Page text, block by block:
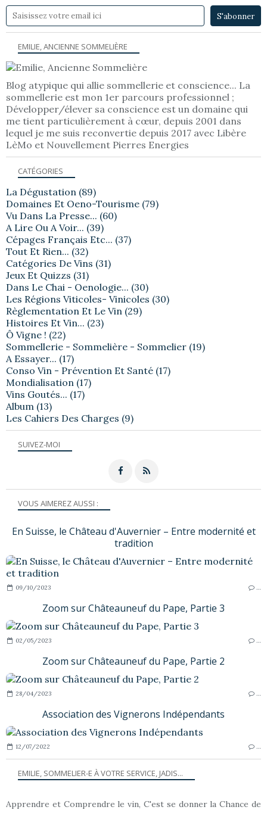
SUIVEZ-MOI
EMILIE, ANCIENNE SOMMELIÈRE
Blog atypique qui allie sommellerie et conscience... La
sommellerie est mon 1er parcours professionnel ;
Développer/élever sa conscience est un domaine qui
me tient particulièrement à cœur, depuis 2001 dans
lequel je me suis reconvertie depuis 2017 avec Libère
LèMo et Nouvellement Pierres Energies
VOUS AIMEREZ AUSSI :
En Suisse, le Château d'Auvernier – Entre modernité et
tradition
09/10/2023 …
Zoom sur Châteauneuf du Pape, Partie 3
02/05/2023 …
Zoom sur Châteauneuf du Pape, Partie 2
28/04/2023 …
Association des Vignerons Indépendants
12/07/2022 …
CATÉGORIES
La Dégustation (89)
Domaines Et Oeno-Tourisme (79)
Vu Dans La Presse... (60)
A Lire Ou A Voir... (39)
Cépages Français Etc... (37)
Tout Et Rien... (32)
Catégories De Vins (31)
Jeux Et Quizzs (31)
Dans Le Chai - Oenologie... (30)
Les Régions Viticoles- Vinicoles (30)
Règlementation Et Le Vin (29)
Histoires Et Vin... (23)
Ô Vigne ! (22)
Sommellerie - Sommelière - Sommelier (19)
A Essayer... (17)
Conso Vin - Prévention Et Santé (17)
Mondialisation (17)
Vins Goutés... (17)
Album (13)
Les Cahiers Des Charges (9)
EMILIE, SOMMELIER-E À VOTRE SERVICE, JADIS...
Apprendre et Comprendre le vin, C'est se donner la Chance de